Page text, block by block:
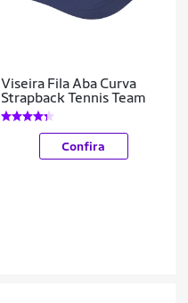
Viseira Fila Aba Curva
Strapback Tennis Team
Confira